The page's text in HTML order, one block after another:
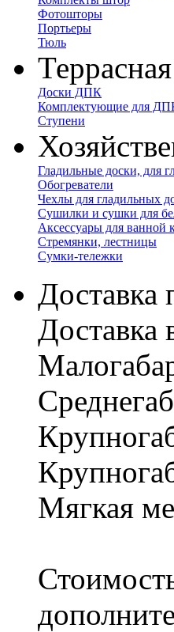
Фотошторы
Портьеры
Тюль
Доски ДПК
Комплектующие для
Ступени
Гладильные доски, для
Обогреватели
Чехлы для гладильных
Сушилки и сушки для
Аксессуары для ванной
Стремянки, лестницы
Сумки-тележки
Мягкая